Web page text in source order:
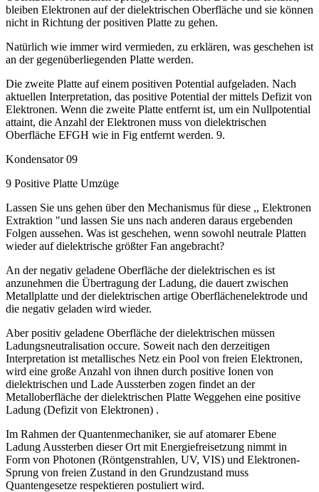
bleiben Elektronen auf der dielektrischen Oberfläche und sie können
nicht in Richtung der positiven Platte zu gehen.
Natürlich wie immer wird vermieden, zu erklären, was geschehen ist
an der gegenüberliegenden Platte werden.
Die zweite Platte auf einem positiven Potential aufgeladen. Nach
aktuellen Interpretation, das positive Potential der mittels Defizit von
Elektronen. Wenn die zweite Platte entfernt ist, um ein Nullpotential
attaint, die Anzahl der Elektronen muss von dielektrischen
Oberfläche EFGH wie in Fig entfernt werden. 9.
Kondensator 09
9 Positive Platte Umzüge
Lassen Sie uns gehen über den Mechanismus für diese ,, Elektronen
Extraktion "und lassen Sie uns nach anderen daraus ergebenden
Folgen aussehen. Was ist geschehen, wenn sowohl neutrale Platten
wieder auf dielektrische größter Fan angebracht?
An der negativ geladene Oberfläche der dielektrischen es ist
anzunehmen die Übertragung der Ladung, die dauert zwischen
Metallplatte und der dielektrischen artige Oberflächenelektrode und
die negativ geladen wird wieder.
Aber positiv geladene Oberfläche der dielektrischen müssen
Ladungsneutralisation occure. Soweit nach den derzeitigen
Interpretation ist metallisches Netz ein Pool von freien Elektronen,
wird eine große Anzahl von ihnen durch positive Ionen von
dielektrischen und Lade Aussterben zogen findet an der
Metalloberfläche der dielektrischen Platte Weggehen eine positive
Ladung (Defizit von Elektronen) .
Im Rahmen der Quantenmechaniker, sie auf atomarer Ebene
Ladung Aussterben dieser Ort mit Energiefreisetzung nimmt in
Form von Photonen (Röntgenstrahlen, UV, VIS) und Elektronen-
Sprung von freien Zustand in den Grundzustand muss
Quantengesetze respektieren postuliert wird.